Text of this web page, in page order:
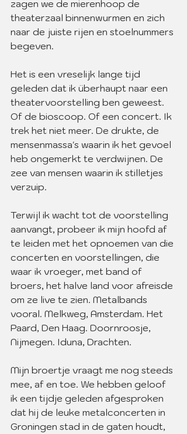
zagen we de mierenhoop de
theaterzaal binnenwurmen en zich
naar de juiste rijen en stoelnummers
begeven.
Het is een vreselijk lange tijd
geleden dat ik überhaupt naar een
theatervoorstelling ben geweest.
Of de bioscoop. Of een concert. Ik
trek het niet meer. De drukte, de
mensenmassa's waarin ik het gevoel
heb ongemerkt te verdwijnen. De
zee van mensen waarin ik stilletjes
verzuip.
Terwijl ik wacht tot de voorstelling
aanvangt, probeer ik mijn hoofd af
te leiden met het opnoemen van die
concerten en voorstellingen, die
waar ik vroeger, met band of
broers, het halve land voor afreisde
om ze live te zien. Metalbands
vooral. Melkweg, Amsterdam. Het
Paard, Den Haag. Doornroosje,
Nijmegen. Iduna, Drachten.
Mijn broertje vraagt me nog steeds
mee, af en toe. We hebben geloof
ik een tijdje geleden afgesproken
dat hij de leuke metalconcerten in
Groningen stad in de gaten houdt,